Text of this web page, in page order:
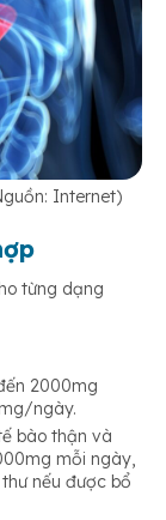
Internet)
từng dạng
2000mg
ngày.
bào thận và
mỗi ngày,
nếu được bổ